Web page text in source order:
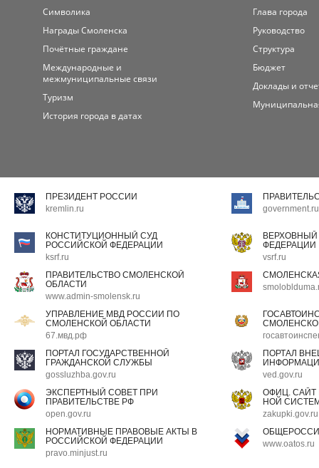
Символика
Награды Смоленска
Почётные граждане
Международные и
межмуниципальные связи
Туризм
История города в датах
Глава города
Руководство
Структура
Бюджет
Доклады и
ПРЕЗИДЕНТ РОССИИ
kremlin.ru
government.ru
КОНСТИТУЦИОННЫЙ СУД
РОССИЙСКОЙ ФЕДЕРАЦИИ
ksrf.ru
ФЕДЕРАЦИИ
vsrf.ru
ПРАВИТЕЛЬСТВО СМОЛЕНСКОЙ
ОБЛАСТИ
www.admin-smolensk.ru
УПРАВЛЕНИЕ МВД РОССИИ ПО
СМОЛЕНСКОЙ ОБЛАСТИ
67.мвд.рф
ПОРТАЛ ГОСУДАРСТВЕННОЙ
ГРАЖДАНСКОЙ СЛУЖБЫ
gossluzhba.gov.ru
ПОРТАЛ
ved.gov.ru
ЭКСПЕРТНЫЙ СОВЕТ ПРИ
ПРАВИТЕЛЬСТВЕ РФ
open.gov.ru
ОФИЦ.
НОЙ
zakupki.gov.ru
НОРМАТИВНЫЕ ПРАВОВЫЕ АКТЫ В
РОССИЙСКОЙ ФЕДЕРАЦИИ
pravo.minjust.ru
www.oatos.ru